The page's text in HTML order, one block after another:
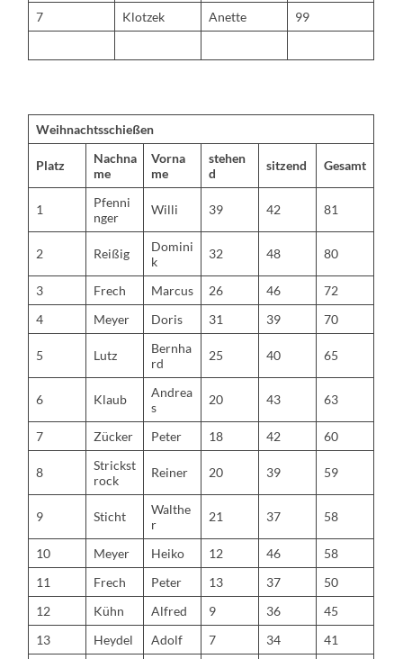
7
Klotzek Anette 99
Weihnachtsschießen
Platz
Nachna
me
Vorna
me
stehen
d
sitzend Gesamt
1
Pfenni
nger
Willi 39 42 81
2 Reißig
Domini
k
32 48 80
3 Frech Marcus 26 46
72
4
Meyer Doris 31 39 70
5 Lutz
Bernha
rd
25 40 65
6 Klaub
Andrea
s
20 43 63
7 Zücker Peter 18 42 60
8
Strickst
rock
Reiner 20 39 59
9 Sticht
Walthe
r
21 37 58
10 Meyer Heiko 12 46
58
11
Frech Peter 13 37
50
12
Kühn Alfred 9 36
45
13
Heydel Adolf 7 34 41